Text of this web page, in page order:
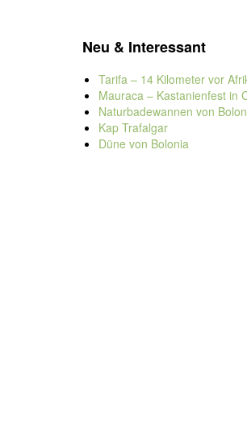
Neu & Interessant
Tarifa – 14 Kilometer vor
Mauraca – Kastanienfest in
Naturbadewannen von
Kap Trafalgar
Düne von Bolonia